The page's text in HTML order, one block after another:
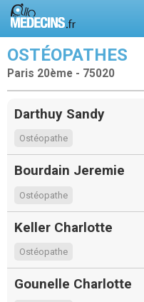
OSTÉOPATHES
Paris 20ème - 75020
Darthuy Sandy
Ostéopathe
Bourdain Jeremie
Ostéopathe
Keller Charlotte
Ostéopathe
Gounelle Charlotte